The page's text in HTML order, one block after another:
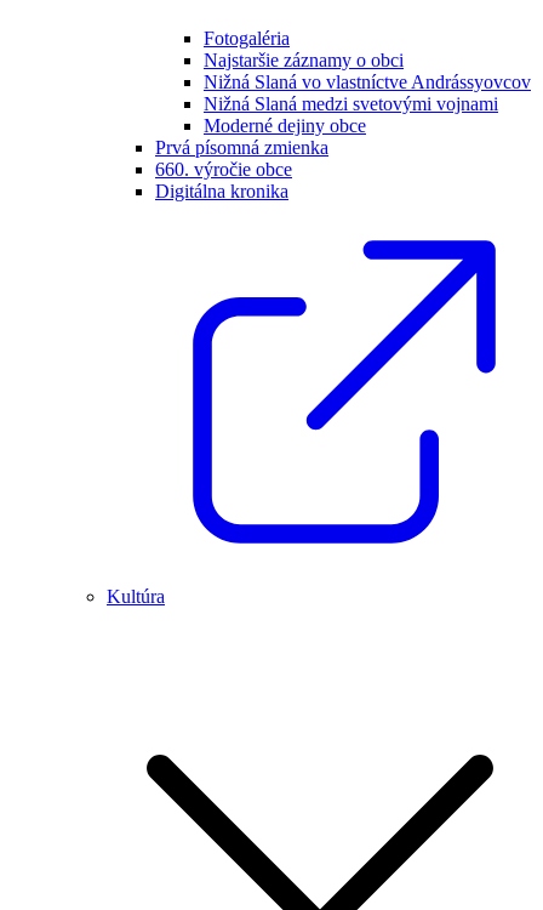
Fotogaléria
Najstaršie záznamy o obci
Nižná Slaná vo vlastníctve Andrássyovcov
Nižná Slaná medzi svetovými vojnami
Moderné dejiny obce
Prvá písomná zmienka
660. výročie obce
Digitálna kronika
Kultúra